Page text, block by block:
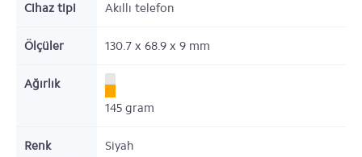
Cihaz tipi Akıllı telefon
Ölçüler 130.7 x 68.9 x 9 mm
Ağırlık
145 gram
Renk
Siyah